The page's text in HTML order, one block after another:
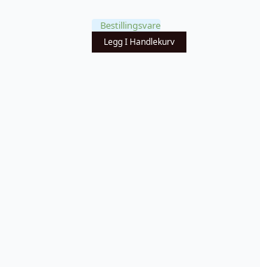
Bestillingsvare
Legg I Handlekurv